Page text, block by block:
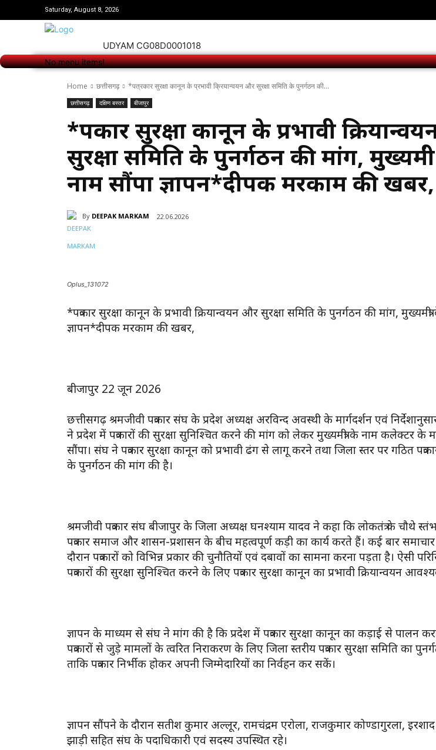
Saturday, August 8, 2026
UDYAM CG08D0001018
No menu items!
Home छत्तीसगढ़ *पत्रकार सुरक्षा कानून के प्रभावी क्रियान्वयन और सुरक्षा समिति के पुनर्गठन की...
छत्तीसगढ़ दक्षिण बस्तर बीजापुर
*पत्रकार सुरक्षा कानून के प्रभावी
सुरक्षा समिति के पुनर्गठन की मांग,
नाम सौंपा ज्ञापन*दीपक मरकाम की खबर,
By DEEPAK MARKAM 22.06.2026
Oplus_131072
*पत्रकार सुरक्षा कानून के प्रभावी क्रियान्वयन और सुरक्षा समिति के पुनर्गठन की मांग,
ज्ञापन*दीपक मरकाम की खबर,
बीजापुर 22 जून 2026
छत्तीसगढ़ श्रमजीवी पत्रकार संघ के प्रदेश अध्यक्ष अरविन्द अवस्थी के मार्गदर्शन एवं
ने प्रदेश में पत्रकारों की सुरक्षा सुनिश्चित करने की मांग को लेकर मुख्यमंत्री के नाम कलेक्टर के
सौंपा। संघ ने पत्रकार सुरक्षा कानून को प्रभावी ढंग से लागू करने तथा जिला स्तर पर गठित
के पुनर्गठन की मांग की है।
श्रमजीवी पत्रकार संघ बीजापुर के जिला अध्यक्ष घनश्याम यादव ने कहा कि लोकतंत्र के चौथे
पत्रकार समाज और शासन-प्रशासन के बीच महत्वपूर्ण कड़ी का कार्य करते हैं। कई बार
दौरान पत्रकारों को विभिन्न प्रकार की चुनौतियों एवं दबावों का सामना करना पड़ता है। ऐसी
पत्रकारों की सुरक्षा सुनिश्चित करने के लिए पत्रकार सुरक्षा कानून का प्रभावी क्रियान्वयन
ज्ञापन के माध्यम से संघ ने मांग की है कि प्रदेश में पत्रकार सुरक्षा कानून का कड़ाई से पालन
पत्रकारों से जुड़े मामलों के त्वरित निराकरण के लिए जिला स्तरीय पत्रकार सुरक्षा समिति का
ताकि पत्रकार निर्भीक होकर अपनी जिम्मेदारियों का निर्वहन कर सकें।
ज्ञापन सौंपने के दौरान सतीश कुमार अल्लूर, रामचंद्रम एरोला, राजकुमार कोण्डागुरला, इरशाद
झाड़ी सहित संघ के पदाधिकारी एवं सदस्य उपस्थित रहे।